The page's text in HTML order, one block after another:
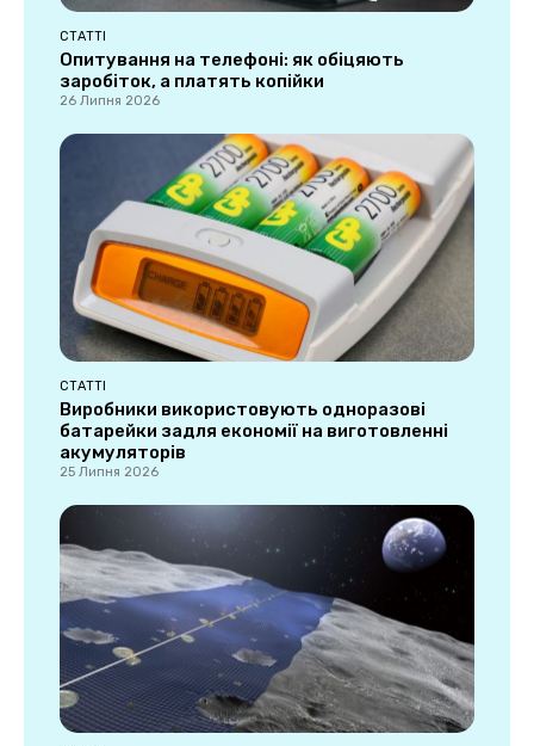
СТАТТІ
Опитування на телефоні: як обіцяють
заробіток, а платять копійки
26 Липня 2026
СТАТТІ
Виробники використовують одноразові
батарейки задля економії на виготовленні
акумуляторів
25 Липня 2026